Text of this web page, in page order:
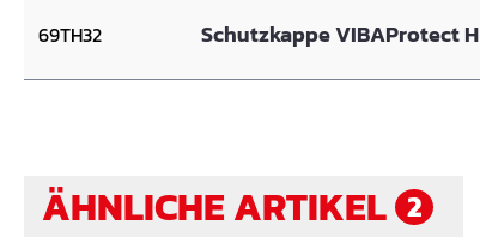
69TH32 Schutzkappe VIBAProtect H
ÄHNLICHE ARTIKEL 2